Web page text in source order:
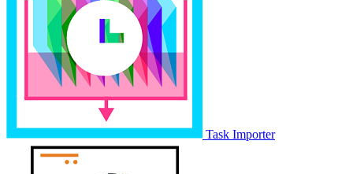
Task Importer